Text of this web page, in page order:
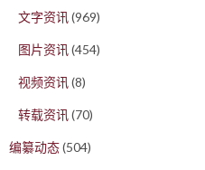
文字资讯(969)
图片资讯(454)
视频资讯(8)
转载资讯(70)
编纂动态(504)